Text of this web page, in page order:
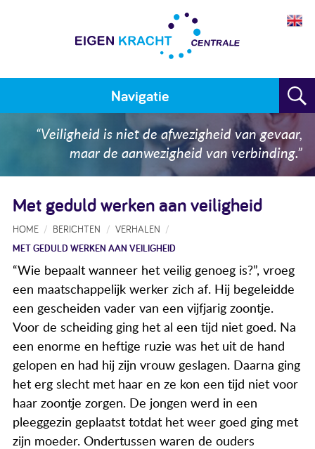
Navigatie
Home
Plan maken
Voor wie
Meedoen
Actueel
Contact
“Veiligheid is niet de afwezigheid van gevaar,
maar de aanwezigheid van verbinding.”
Met geduld werken aan veiligheid
HOME BERICHTEN
VERHALEN
MET GEDULD WERKEN AAN VEILIGHEID
“Wie bepaalt wanneer het veilig genoeg is?”, vroeg
een maatschappelijk werker zich af. Hij begeleidde
een gescheiden vader van een vijfjarig zoontje.
Voor de scheiding ging het al een tijd niet goed. Na
een enorme en heftige ruzie was het uit de hand
gelopen en had hij zijn vrouw geslagen. Daarna ging
het erg slecht met haar en ze kon een tijd niet voor
haar zoontje zorgen. De jongen werd in een
pleeggezin geplaatst totdat het weer goed ging met
zijn moeder. Ondertussen waren de ouders